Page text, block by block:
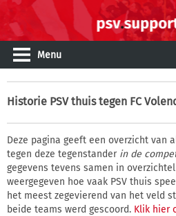
Menu
Historie PSV thuis tegen FC
Deze pagina geeft een overzicht van
tegen deze tegenstander in de
gegevens tevens samen in
weergegeven hoe vaak PSV thuis
het meest zegevierend van het veld
beide teams werd gescoord. Klik hier